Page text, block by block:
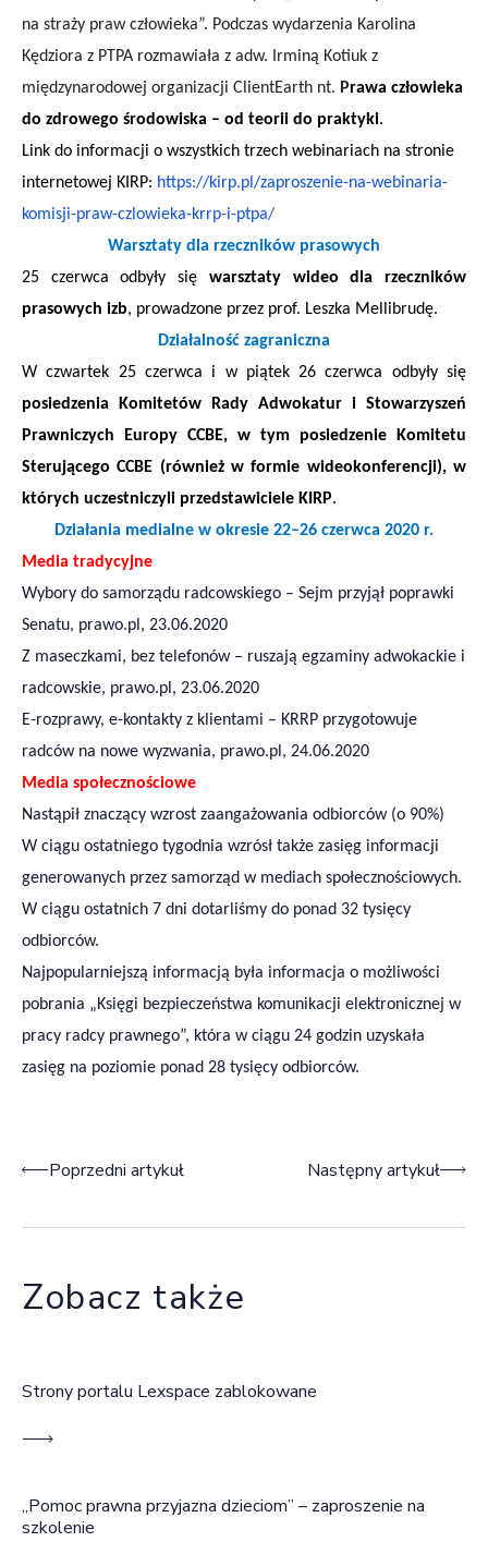
na straży praw człowieka”. Podczas wydarzenia Karolina
Kędziora z PTPA rozmawiała z adw. Irminą Kotiuk z
międzynarodowej organizacji ClientEarth nt. Prawa człowieka
do zdrowego środowiska – od teorii do praktyki.
Link do informacji o wszystkich trzech webinariach na stronie
internetowej KIRP: https://kirp.pl/zaproszenie-na-webinaria-
komisji-praw-czlowieka-krrp-i-ptpa/
Warsztaty dla rzeczników prasowych
25 czerwca odbyły się warsztaty wideo dla rzeczników
prasowych izb, prowadzone przez prof. Leszka Mellibrudę.
Działalność zagraniczna
W czwartek 25 czerwca i w piątek 26 czerwca odbyły się
posiedzenia Komitetów Rady Adwokatur i Stowarzyszeń
Prawniczych Europy CCBE, w tym posiedzenie Komitetu
Sterującego CCBE (również w formie wideokonferencji), w
których uczestniczyli przedstawiciele KIRP.
Działania medialne w okresie 22–26 czerwca 2020 r.
Media tradycyjne
Wybory do samorządu radcowskiego – Sejm przyjął poprawki
Senatu, prawo.pl, 23.06.2020
Z maseczkami, bez telefonów – ruszają egzaminy adwokackie i
radcowskie, prawo.pl, 23.06.2020
E-rozprawy, e-kontakty z klientami – KRRP przygotowuje
radców na nowe wyzwania, prawo.pl, 24.06.2020
Media społecznościowe
Nastąpił znaczący wzrost zaangażowania odbiorców (o 90%)
W ciągu ostatniego tygodnia wzrósł także zasięg informacji
generowanych przez samorząd w mediach społecznościowych.
W ciągu ostatnich 7 dni dotarliśmy do ponad 32 tysięcy
odbiorców.
Najpopularniejszą informacją była informacja o możliwości
pobrania „Księgi bezpieczeństwa komunikacji elektronicznej w
pracy radcy prawnego”, która w ciągu 24 godzin uzyskała
zasięg na poziomie ponad 28 tysięcy odbiorców.
Nawigacja wpisu
Poprzedni artykuł Następny artykuł
Zobacz także
Strony portalu Lexspace zablokowane
„Pomoc prawna przyjazna dzieciom” – zaproszenie na
szkolenie